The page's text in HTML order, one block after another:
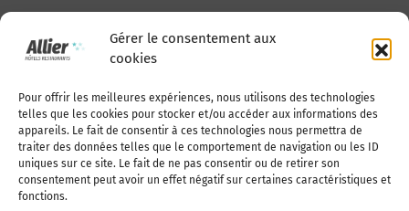
Gérer le consentement aux
cookies
Pour offrir les meilleures expériences, nous utilisons des technologies
telles que les cookies pour stocker et/ou accéder aux informations des
appareils. Le fait de consentir à ces technologies nous permettra de
traiter des données telles que le comportement de navigation ou les ID
uniques sur ce site. Le fait de ne pas consentir ou de retirer son
consentement peut avoir un effet négatif sur certaines caractéristiques et
fonctions.
Qui sommes-nous Publiez votre annonce
Adhérer à l’association Nous contacter